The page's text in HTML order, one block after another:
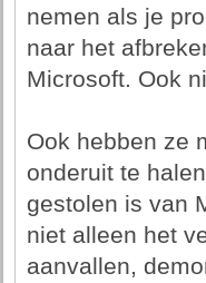
nemen als je
naar het
Microsoft. Ook
Ook hebben ze
onderuit te
gestolen is van
niet alleen het
aanvallen,